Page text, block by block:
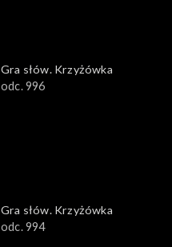
Gra słów. Krzyżówka
odc. 996
Gra słów. Krzyżówka
odc. 994